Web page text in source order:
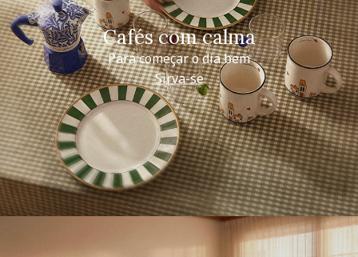
Cafés com calma
Para começar o dia bem
Sirva-se